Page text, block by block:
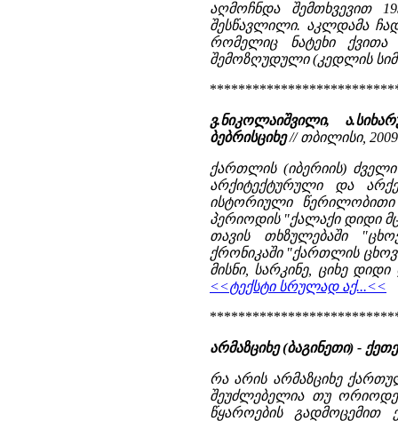
აღმოჩნდა შემთხვევით
შესწავლილი. აკლდამა
რომელიც ნატეხი
შემოზღუდული (კედლის
ვ.ნიკოლაიშვილი,
ბებრისციხე// თბილისი, 2009
ქართლის (იბერიის)
არქიტექტურული და
ისტორიული წერილობითი
პერიოდის "ქალაქი დიდი
თავის თხზულებაში
ქრონიკაში "ქართლის
მისნი, სარკინე, ციხე
<<ტექსტი სრულად აქ...<<
არმაზციხე (ბაგინეთი) -
რა არის არმაზციხე
შეუძლებელია თუ ორიოდე
წყაროების